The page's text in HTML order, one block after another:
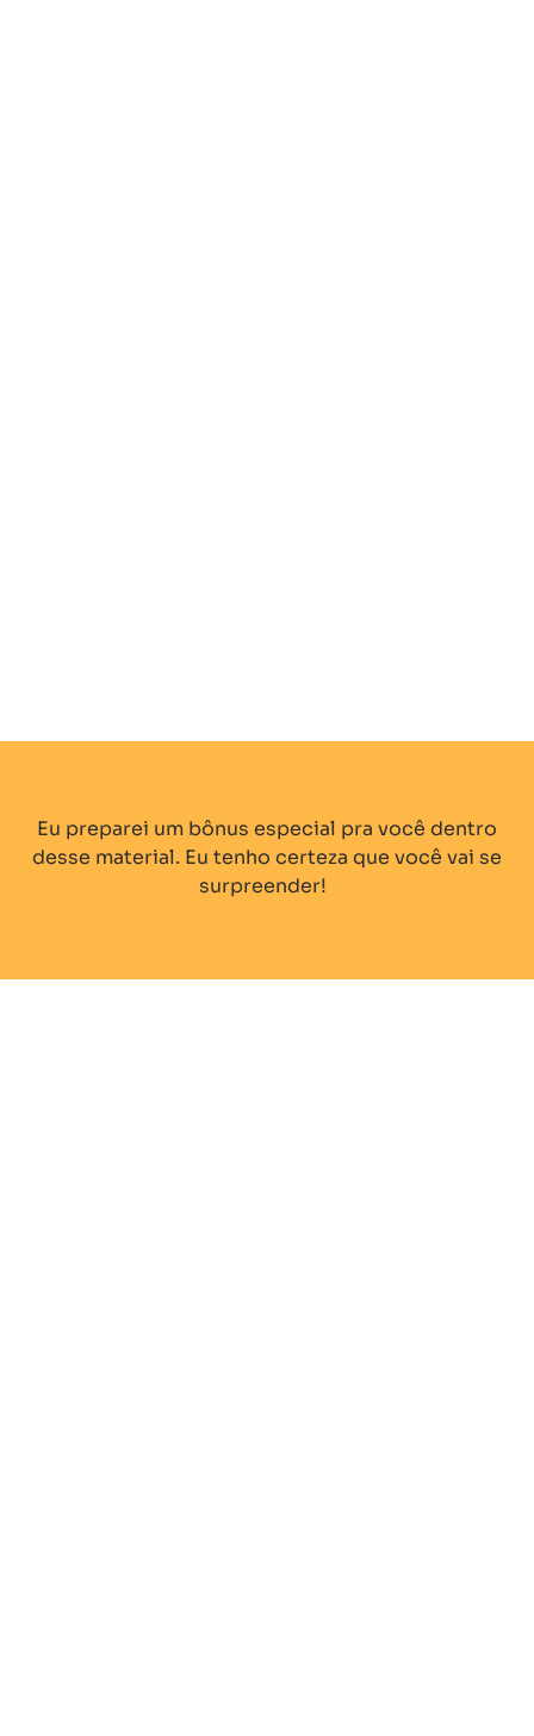
Eu preparei um bônus especial pra você dentro
desse material. Eu tenho certeza que você vai se
surpreender!